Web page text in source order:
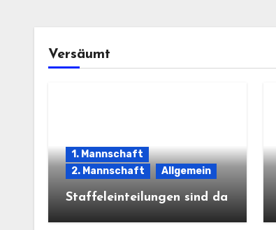
Versäumt
1. Mannschaft
2. Mannschaft
Allgemein
Staffeleinteilungen sind da